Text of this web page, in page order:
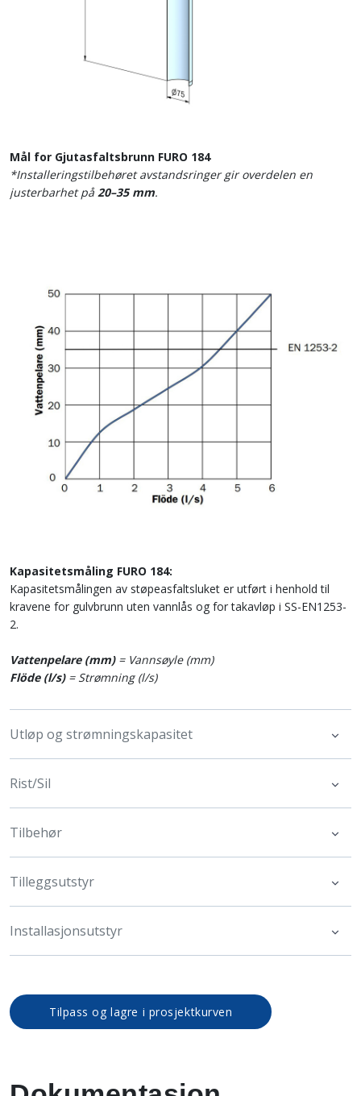
Mål for Gjutasfaltsbrunn FURO 184
*Installeringstilbehøret avstandsringer gir overdelen en
justerbarhet på 20–35 mm.
Kapasitetsmåling FURO 184:
Kapasitetsmålingen av støpeasfaltsluket er utført i henhold til
kravene for gulvbrunn uten vannlås og for takavløp i SS-EN1253-
2.
Vattenpelare (mm)= Vannsøyle (mm)
Flöde (l/s)= Strømning (l/s)
Utløp og strømningskapasitet
Rist/Sil
Tilbehør
Tilleggsutstyr
Installasjonsutstyr
Tilpass og lagre i prosjektkurven